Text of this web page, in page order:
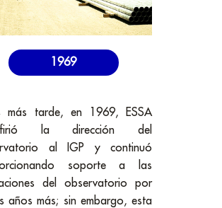
1969
más tarde, en 1969, ESSA
la dirección del
al IGP y continuó
soporte a las
del observatorio por
años más; sin embargo, esta